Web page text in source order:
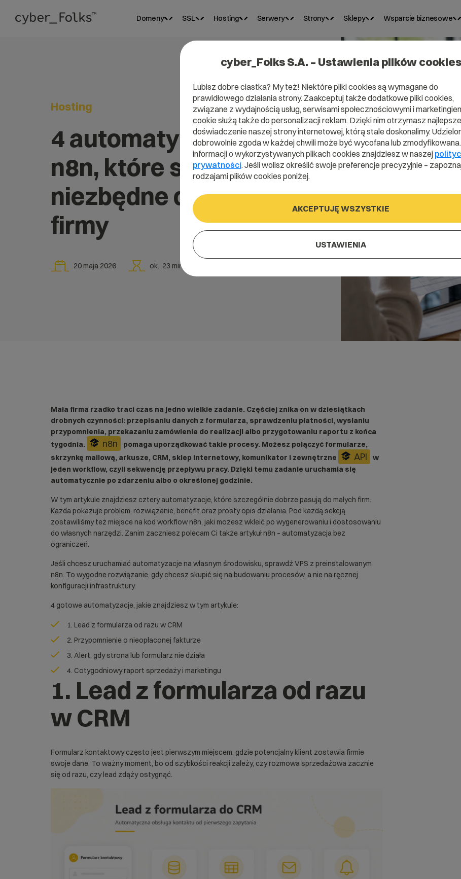
Domeny SSL Hosting Serwery Strony Sklepy Wsparcie biznesowe
Hosting
4 automatyzacje
n8n, które są
niezbędne dla małej
firmy
20 maja 2026 ok. 23 min
Mała firma rzadko traci czas na jedno wielkie zadanie. Częściej znika on w dziesiątkach
drobnych czynności: przepisaniu danych z formularza, sprawdzeniu płatności, wysłaniu
przypomnienia, przekazaniu zamówienia do realizacji albo przygotowaniu raportu z końca
tygodnia.
n8n
pomaga uporządkować takie procesy. Możesz połączyć formularze,
skrzynkę mailową, arkusze, CRM, sklep internetowy, komunikator i zewnętrzne
API
w
jeden workflow, czyli sekwencję przepływu pracy. Dzięki temu zadanie uruchamia się
automatycznie po zdarzeniu albo o określonej godzinie.
W tym artykule znajdziesz cztery automatyzacje, które szczególnie dobrze pasują do małych firm.
Każda pokazuje problem, rozwiązanie, benefit oraz prosty opis działania. Pod każdą sekcją
zostawiliśmy też miejsce na kod workflow n8n, jaki możesz wkleić po wygenerowaniu i dostosowaniu
do własnych narzędzi. Zanim zaczniesz polecam Ci także artykuł n8n – automatyzacja bez
ograniczeń.
Jeśli chcesz uruchamiać automatyzacje na własnym środowisku, sprawdź VPS z preinstalowanym
n8n. To wygodne rozwiązanie, gdy chcesz skupić się na budowaniu procesów, a nie na ręcznej
konfiguracji infrastruktury.
4 gotowe automatyzacje, jakie znajdziesz w tym artykule:
1. Lead z formularza od razu w CRM
2. Przypomnienie o nieopłaconej fakturze
3. Alert, gdy strona lub formularz nie działa
4. Cotygodniowy raport sprzedaży i marketingu
1. Lead z formularza od razu
w CRM
Formularz kontaktowy często jest pierwszym miejscem, gdzie potencjalny klient zostawia firmie
swoje dane. To ważny moment, bo od szybkości reakcji zależy, czy rozmowa sprzedażowa zacznie
się od razu, czy lead zdąży ostygnąć.
cyber_Folks S.A. – Ustawienia plików cookies
Lubisz dobre ciastka? My też! Niektóre pliki cookies są wymagane do
prawidłowego działania strony. Zaakceptuj także dodatkowe pliki cookies,
związane z wydajnością usług, serwisami społecznościowymi i
cookie służą także do personalizacji reklam. Dzięki nim otrzymasz najlepsze
doświadczenie naszej strony internetowej, którą stale doskonalimy.
dobrowolnie zgoda w każdej chwili może być wycofana lub
informacji o wykorzystywanych plikach cookies znajdziesz w naszej
prywatności. Jeśli wolisz określić swoje preferencje precyzyjnie –
rodzajami plików cookies poniżej.
AKCEPTUJĘ WSZYSTKIE
USTAWIENIA